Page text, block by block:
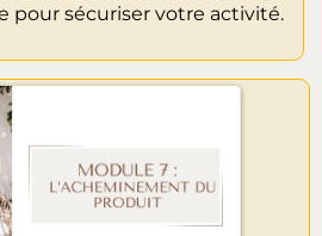
pour sécuriser votre activité.